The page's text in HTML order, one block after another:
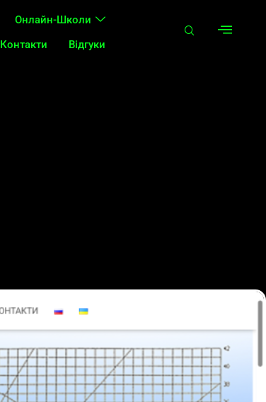
Онлайн-Школи
Контакти Відгуки